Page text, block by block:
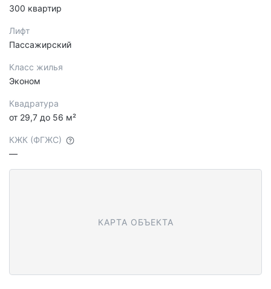
300 квартир
Лифт
Пассажирский
Класс жилья
Эконом
Квадратура
от 29,7 до 56 м²
КЖК (ФГЖС)
—
КАРТА ОБЪЕКТА